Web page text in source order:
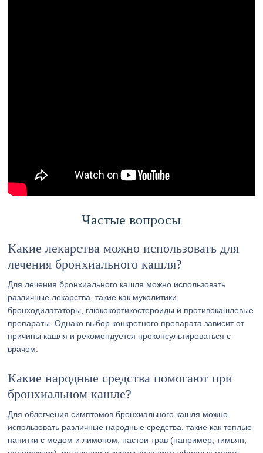
Частые вопросы
Какие лекарства можно использовать для
лечения бронхиального кашля?
Для лечения бронхиального кашля можно использовать
различные лекарства, такие как муколитики,
бронходилататоры, глюкокортикостероиды и противокашлевые
препараты. Однако выбор конкретного препарата зависит от
причины кашля и рекомендуется проконсультироваться с
врачом.
Какие народные средства помогают при
бронхиальном кашле?
Для облегчения симптомов бронхиального кашля можно
использовать различные народные средства, такие как теплые
напитки с медом и лимоном, настои трав (например, тимьян,